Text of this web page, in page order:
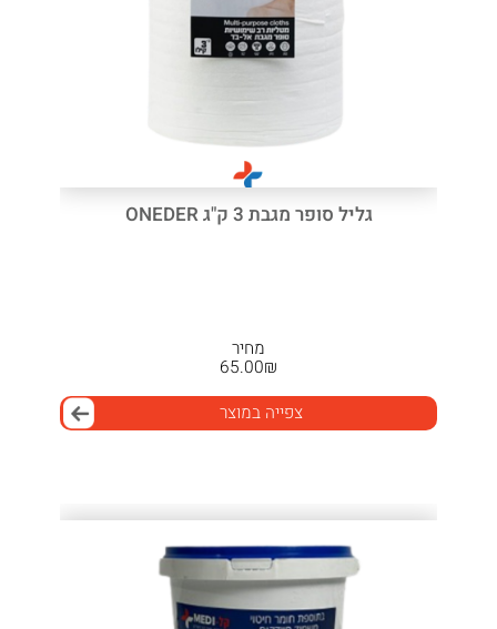
גליל סופר מגבת 3 ק"ג ONEDER
מחיר
₪
65.00
צפייה במוצר